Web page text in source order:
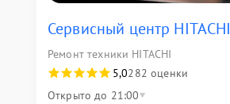
Сервисный центр HITACHI
Ремонт техники HITACHI
5,0282 оценки
Открыто до 21:00